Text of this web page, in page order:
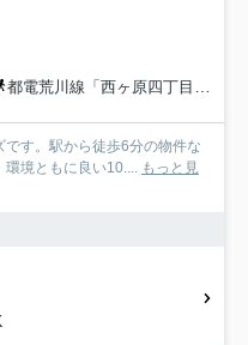
都電荒川線「西ヶ原四丁目」駅 徒歩6分
す。駅から徒歩6分の物件な
環境ともに良い10.... もっと見